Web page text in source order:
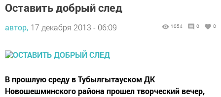
Оставить добрый след
автор, 17 декабря 2013 - 06:09 1054 0 0
В прошлую среду в Тубылгытауском ДК
Новошешминского района прошел творческий вечер,